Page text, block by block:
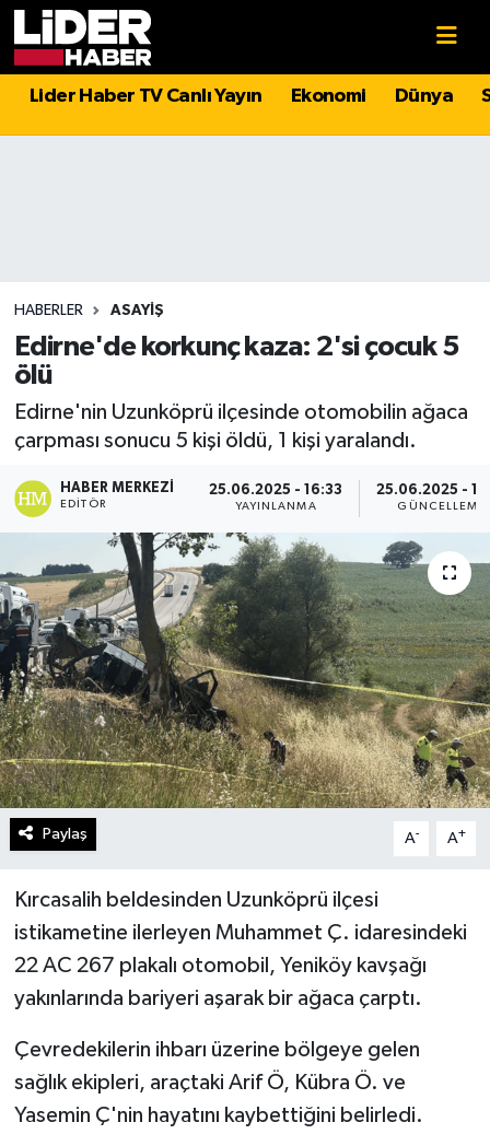
Lider Haber TV Canlı Yayın Ekonomi Dünya
HABERLER ASAYIŞ
Edirne'de korkunç kaza: 2'si çocuk 5
ölü
Edirne'nin Uzunköprü ilçesinde otomobilin ağaca
çarpması sonucu 5 kişi öldü, 1 kişi yaralandı.
HABER MERKEZI
EDITÖR
25.06.2025 - 16:33
YAYINLANMA
25.06.2025 -
GÜNCELLEME
Paylaş A- A+
Kırcasalih beldesinden Uzunköprü ilçesi
istikametine ilerleyen Muhammet Ç. idaresindeki
22 AC 267 plakalı otomobil, Yeniköy kavşağı
yakınlarında bariyeri aşarak bir ağaca çarptı.
Çevredekilerin ihbarı üzerine bölgeye gelen
sağlık ekipleri, araçtaki Arif Ö, Kübra Ö. ve
Yasemin Ç'nin hayatını kaybettiğini belirledi.
Politika
Magazin
Spor
Sağlık
Turizm
Kültür - Sanat
Lider Haber TV Canlı Yayın izle
Hava Durumu
Süper Lig Puan Durumu ve Fikstür
Tüm Manşetler
Son Dakika Haberleri